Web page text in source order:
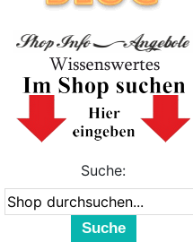
Suche:
Suche